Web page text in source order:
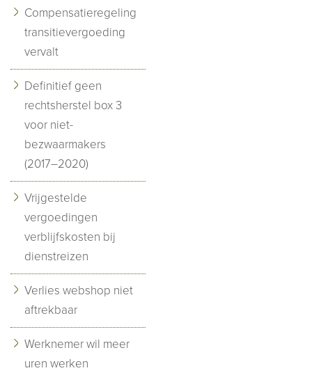
Compensatieregeling
transitievergoeding
vervalt
Definitief geen
rechtsherstel box 3
voor niet-
bezwaarmakers
(2017–2020)
Vrijgestelde
vergoedingen
verblijfskosten bij
dienstreizen
Verlies webshop niet
aftrekbaar
Werknemer wil meer
uren werken